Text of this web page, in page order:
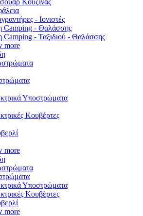
Κουζίνας
- Ιονιστές
Camping - Θαλάσσης
Camping - Ταξιδιού - Θαλάσσης
more
Υποστρώματα
Κουβέρτες
more
Υποστρώματα
Κουβέρτες
more